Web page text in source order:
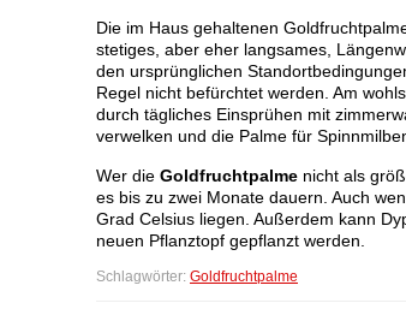
Die im Haus gehaltenen
stetiges, aber eher langsames,
den ursprünglichen
Regel nicht befürchtet werden. Am
durch tägliches Einsprühen mit
verwelken und die Palme für
Wer die Goldfruchtpalme nicht als
es bis zu zwei Monate dauern. Auch
Grad Celsius liegen. Außerdem kann
neuen Pflanztopf gepflanzt werden.
Schlagwörter: Goldfruchtpalme